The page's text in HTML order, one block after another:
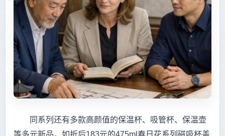
同系列还有多款高颜值的保温杯、吸管杯、保温壶